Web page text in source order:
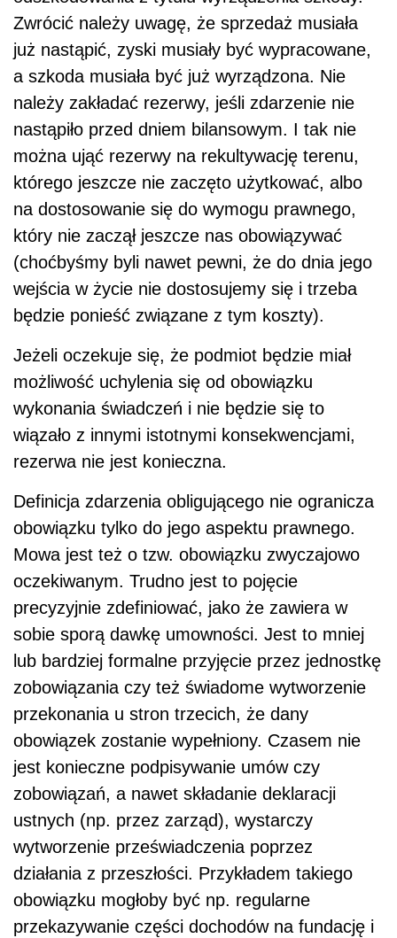
Zwrócić należy uwagę, że sprzedaż musiała
już nastąpić, zyski musiały być wypracowane,
a szkoda musiała być już wyrządzona. Nie
należy zakładać rezerwy, jeśli zdarzenie nie
nastąpiło przed dniem bilansowym. I tak nie
można ująć rezerwy na rekultywację terenu,
którego jeszcze nie zaczęto użytkować, albo
na dostosowanie się do wymogu prawnego,
który nie zaczął jeszcze nas obowiązywać
(choćbyśmy byli nawet pewni, że do dnia jego
wejścia w życie nie dostosujemy się i trzeba
będzie ponieść związane z tym koszty).
Jeżeli oczekuje się, że podmiot będzie miał
możliwość uchylenia się od obowiązku
wykonania świadczeń i nie będzie się to
wiązało z innymi istotnymi konsekwencjami,
rezerwa nie jest konieczna.
Definicja zdarzenia obligującego nie ogranicza
obowiązku tylko do jego aspektu prawnego.
Mowa jest też o tzw. obowiązku zwyczajowo
oczekiwanym. Trudno jest to pojęcie
precyzyjnie zdefiniować, jako że zawiera w
sobie sporą dawkę umowności. Jest to mniej
lub bardziej formalne przyjęcie przez jednostkę
zobowiązania czy też świadome wytworzenie
przekonania u stron trzecich, że dany
obowiązek zostanie wypełniony. Czasem nie
jest konieczne podpisywanie umów czy
zobowiązań, a nawet składanie deklaracji
ustnych (np. przez zarząd), wystarczy
wytworzenie przeświadczenia poprzez
działania z przeszłości. Przykładem takiego
obowiązku mogłoby być np. regularne
przekazywanie części dochodów na fundację i